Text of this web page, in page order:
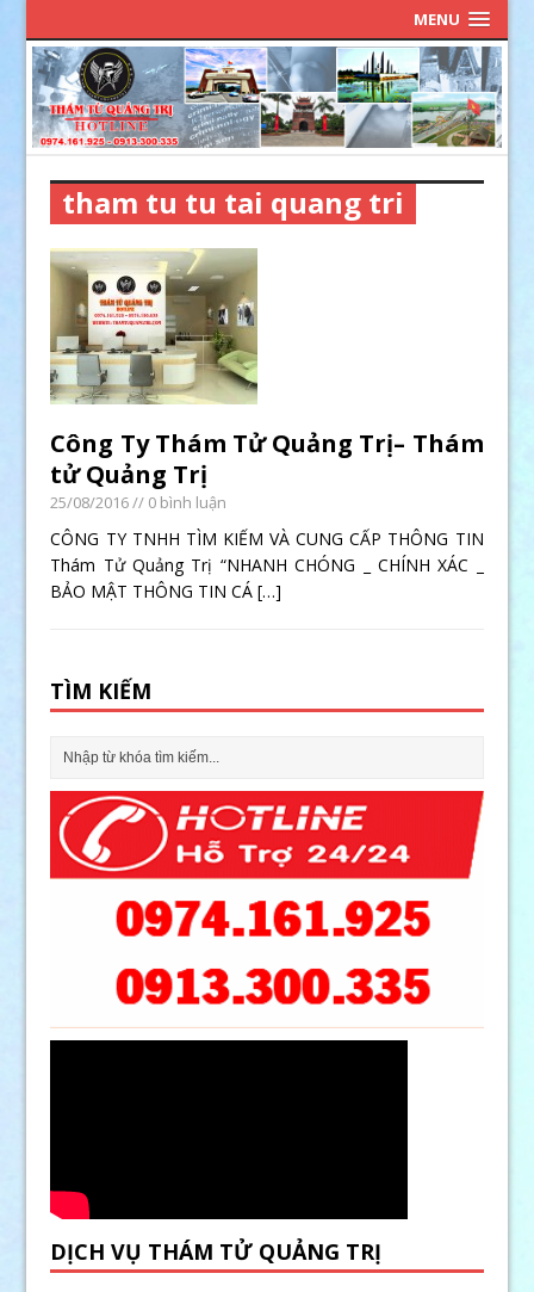
MENU
tham tu tu tai quang tri
Công Ty Thám Tử Quảng Trị– Thám
tử Quảng Trị
25/08/2016// 0 bình luận
CÔNG TY TNHH TÌM KIẾM VÀ CUNG CẤP THÔNG TIN
Thám Tử Quảng Trị “NHANH CHÓNG _ CHÍNH XÁC _
BẢO MẬT THÔNG TIN CÁ[…]
TÌM KIẾM
DỊCH VỤ THÁM TỬ QUẢNG TRỊ